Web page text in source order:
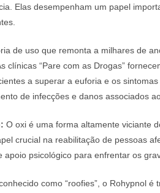
Elas desempenham um papel
de uso que remonta a milhares de
clínicas “Pare com as Drogas”
a superar a euforia e os
de infecções e danos associados
O oxi é uma forma altamente viciante
crucial na reabilitação de pessoas
apoio psicológico para enfrentar os
como “roofies”, o Rohypnol